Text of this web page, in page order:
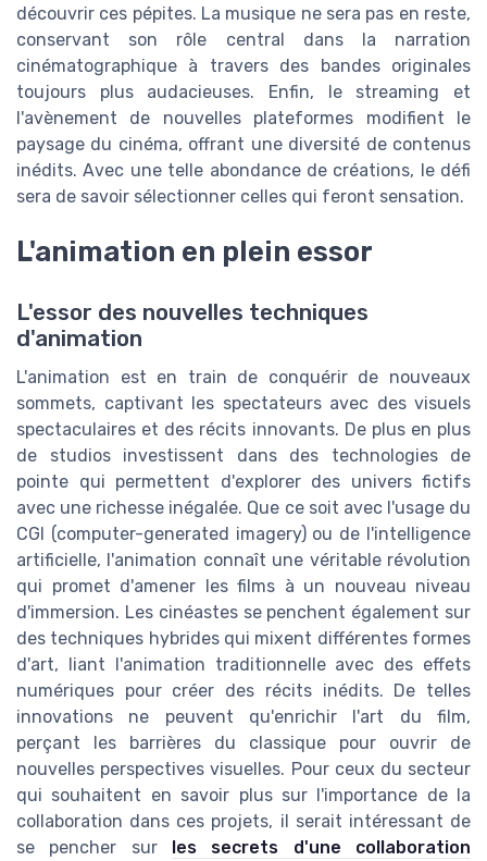
découvrir ces pépites. La musique ne sera pas en reste,
conservant son rôle central dans la narration
cinématographique à travers des bandes originales
toujours plus audacieuses. Enfin, le streaming et
l'avènement de nouvelles plateformes modifient le
paysage du cinéma, offrant une diversité de contenus
inédits. Avec une telle abondance de créations, le défi
sera de savoir sélectionner celles qui feront sensation.
L'animation en plein essor
L'essor des nouvelles techniques
d'animation
L'animation est en train de conquérir de nouveaux
sommets, captivant les spectateurs avec des visuels
spectaculaires et des récits innovants. De plus en plus
de studios investissent dans des technologies de
pointe qui permettent d'explorer des univers fictifs
avec une richesse inégalée. Que ce soit avec l'usage du
CGI (computer-generated imagery) ou de l'intelligence
artificielle, l'animation connaît une véritable révolution
qui promet d'amener les films à un nouveau niveau
d'immersion. Les cinéastes se penchent également sur
des techniques hybrides qui mixent différentes formes
d'art, liant l'animation traditionnelle avec des effets
numériques pour créer des récits inédits. De telles
innovations ne peuvent qu'enrichir l'art du film,
perçant les barrières du classique pour ouvrir de
nouvelles perspectives visuelles. Pour ceux du secteur
qui souhaitent en savoir plus sur l'importance de la
collaboration dans ces projets, il serait intéressant de
se pencher sur les secrets d'une collaboration